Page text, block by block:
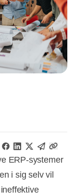
ERP-systemer
i sig selv vil